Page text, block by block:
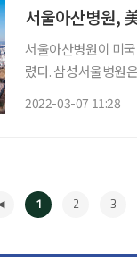
서울아산병원,
서울아산병원이 미
렸다. 삼성서울병원
2022-03-07 11:28
1 2 3